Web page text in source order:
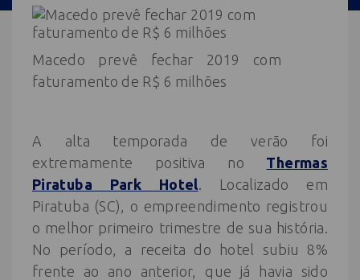
Macedo prevê fechar 2019 com
faturamento de R$ 6 milhões
A alta temporada de verão foi
extremamente positiva no Thermas
Piratuba Park Hotel. Localizado em
Piratuba (SC), o empreendimento registrou
o melhor primeiro trimestre de sua história.
No período, a receita do hotel subiu 8%
frente ao ano anterior, que já havia sido